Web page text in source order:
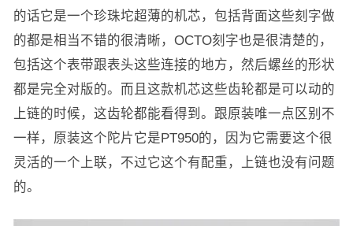
的话它是一个珍珠坨超薄的机芯，包括背面这些刻字做
的都是相当不错的很清晰，OCTO刻字也是很清楚的，
包括这个表带跟表头这些连接的地方，然后螺丝的形状
都是完全对版的。而且这款机芯这些齿轮都是可以动的
上链的时候，这齿轮都能看得到。跟原装唯一点区别不
一样，原装这个陀片它是PT950的，因为它需要这个很
灵活的一个上联，不过它这个有配重，上链也没有问题
的。